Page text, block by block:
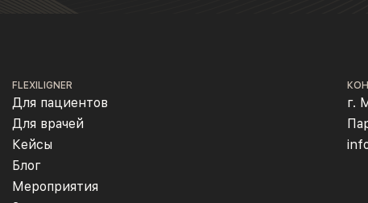
FLEXILIGNER
Для пациентов
Для врачей
Кейсы
Блог
Мероприятия
г.